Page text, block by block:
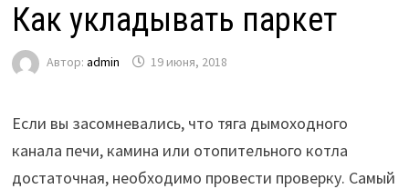
Как укладывать паркет
Автор: admin 19 июня, 2018
Если вы засомневались, что тяга дымоходного
канала печи, камина или отопительного котла
достаточная, необходимо провести проверку. Самый